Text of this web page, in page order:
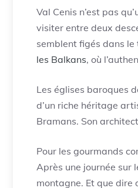
Val Cenis n’est pas
visiter entre deux
semblent figés dans le
les Balkans, où
Les églises baroques
d’un riche héritage
Bramans. Son
Pour les gourmands
Après une journée sur
montagne. Et que dire